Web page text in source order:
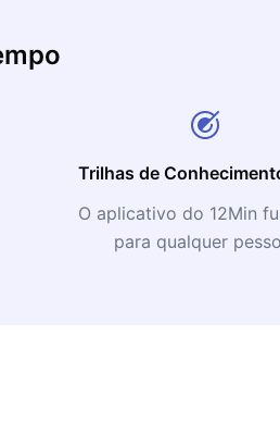
Trilhas de
O aplicativo do 12Min
para qualquer